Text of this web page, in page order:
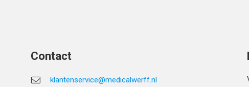
Contact
klantenservice@medicalwerff.nl